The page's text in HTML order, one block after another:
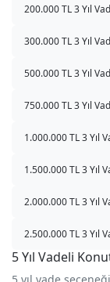
200.000 TL 3 Yıl
300.000 TL 3 Yıl
500.000 TL 3 Yıl
750.000 TL 3 Yıl
1.000.000 TL 3 Yıl
1.500.000 TL 3 Yıl
2.000.000 TL 3 Yıl
2.500.000 TL 3 Yıl
5 Yıl Vadeli